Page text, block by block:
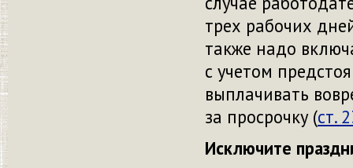
трех рабочих
также надо
с учетом
выплачивать
за просрочку (ст.
Исключите